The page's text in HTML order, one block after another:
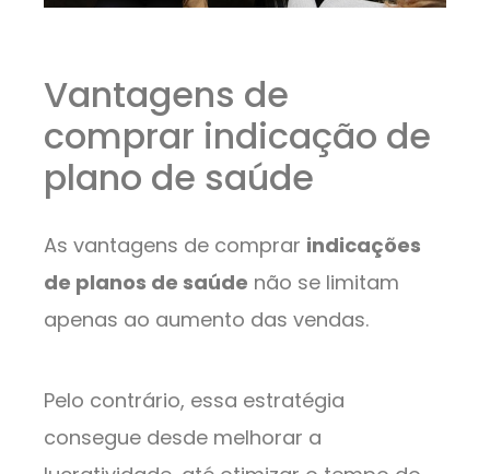
Vantagens de
comprar indicação de
plano de saúde
As vantagens de comprar indicações
de planos de saúde não se limitam
apenas ao aumento das vendas.
Pelo contrário, essa estratégia
consegue desde melhorar a